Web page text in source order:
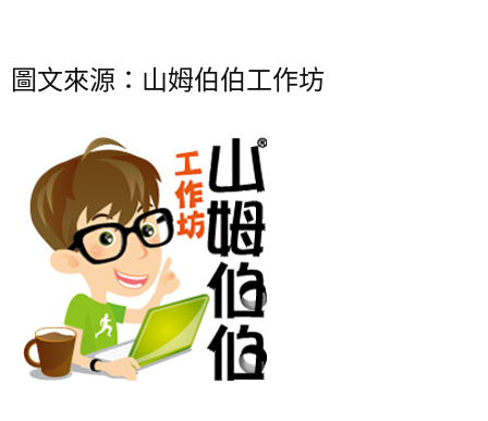
圖文來源：山姆伯伯工作坊